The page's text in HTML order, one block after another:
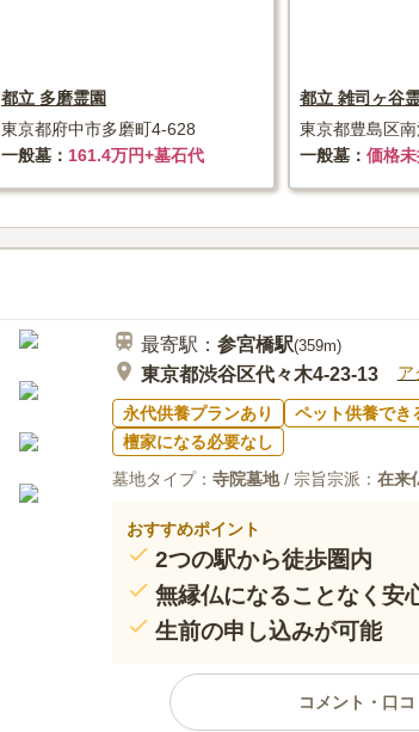
都立 多磨霊園
東京都府中市多磨町4-628
一般墓
161.4万円+墓石代
都立 雑司ヶ谷
東京都豊島区
一般墓
価格
最寄駅： 参宮橋駅(359m)
東京都渋谷区代々木4-23-13 ア
永代供養プランあり ペット供養でき
檀家になる必要なし
墓地タイプ： 寺院墓地/ 宗旨宗派： 在来
おすすめポイント
2つの駅から徒歩圏内
無縁仏になることなく安
生前の申し込みが可能
コメント・口